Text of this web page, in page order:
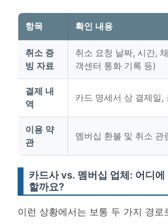
항목 확인 내용
취소 증
빙 자료
취소 요청 날짜, 시간,
객센터 통화 기록 등)
결제 내
역
카드 명세서 상 결제일,
이용 약
관
멤버십 환불 및 취소 관
카드사 vs. 멤버십 업체: 어디
할까요?
이런 상황에서는 보통 두 가지 경로